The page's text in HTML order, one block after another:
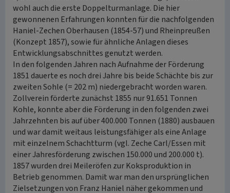
wohl auch die erste Doppelturmanlage. Die hier
gewonnenen Erfahrungen konnten für die nachfolgenden
Haniel-Zechen Oberhausen (1854-57) und Rheinpreußen
(Konzept 1857), sowie für ähnliche Anlagen dieses
Entwicklungsabschnittes genutzt werden.
In den folgenden Jahren nach Aufnahme der Förderung
1851 dauerte es noch drei Jahre bis beide Schächte bis zur
zweiten Sohle (= 202 m) niedergebracht worden waren.
Zollverein förderte zunächst 1855 nur 91.651 Tonnen
Kohle, konnte aber die Förderung in den folgenden zwei
Jahrzehnten bis auf über 400.000 Tonnen (1880) ausbauen
und war damit weitaus leistungsfähiger als eine Anlage
mit einzelnem Schachtturm (vgl. Zeche Carl/Essen mit
einer Jahresförderung zwischen 150.000 und 200.000 t).
1857 wurden drei Meileröfen zur Koksproduktion in
Betrieb genommen. Damit war man den ursprünglichen
Zielsetzungen von Franz Haniel näher gekommen und